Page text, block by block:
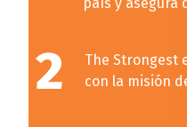
2
The Strongest
con la misión